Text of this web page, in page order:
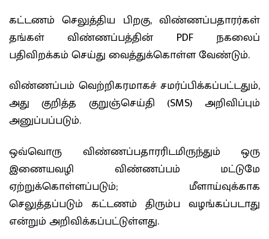
கட்டணம் செலுத்திய பிறகு, விண்ணப்பதாரர்கள்
தங்கள் விண்ணப்பத்தின் PDF நகலைப்
பதிவிறக்கம் செய்து வைத்துக்கொள்ள வேண்டும்.
விண்ணப்பம் வெற்றிகரமாகச் சமர்ப்பிக்கப்பட்டதும்,
அது குறித்த குறுஞ்செய்தி (SMS) அறிவிப்பும்
அனுப்பப்படும்.
ஒவ்வொரு விண்ணப்பதாரரிடமிருந்தும் ஒரு
இணையவழி விண்ணப்பம் மட்டுமே
ஏற்றுக்கொள்ளப்படும்; மீளாய்வுக்காக
செலுத்தப்படும் கட்டணம் திரும்ப வழங்கப்படாது
என்றும் அறிவிக்கப்பட்டுள்ளது.